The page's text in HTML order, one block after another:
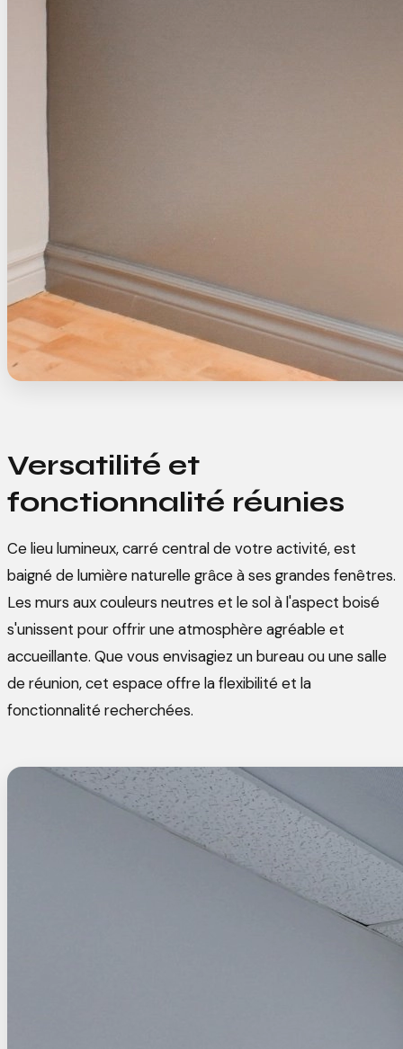
Versatilité et
fonctionnalité réunies
Ce lieu lumineux, carré central de votre activité, est
baigné de lumière naturelle grâce à ses grandes fenêtres.
Les murs aux couleurs neutres et le sol à l'aspect boisé
s'unissent pour offrir une atmosphère agréable et
accueillante. Que vous envisagiez un bureau ou une salle
de réunion, cet espace offre la flexibilité et la
fonctionnalité recherchées.